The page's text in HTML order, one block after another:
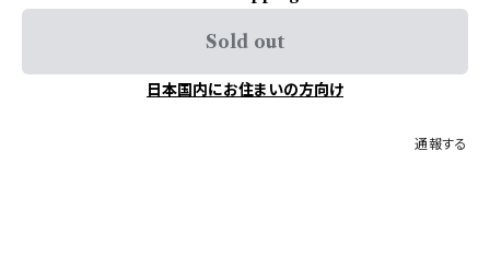
Sold out
日本国内にお住まいの方向け
通報する